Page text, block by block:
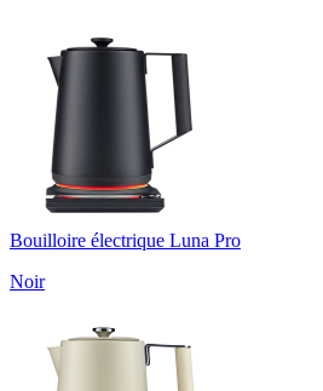
Bouilloire électrique Luna Pro
Noir